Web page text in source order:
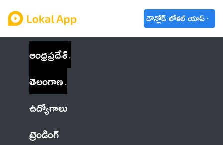
డౌన్లోడ్ లోకల్ యాప్
ఆంధ్రప్రదేశ్
తెలంగాణ
ఉద్యోగాలు
ట్రెండింగ్